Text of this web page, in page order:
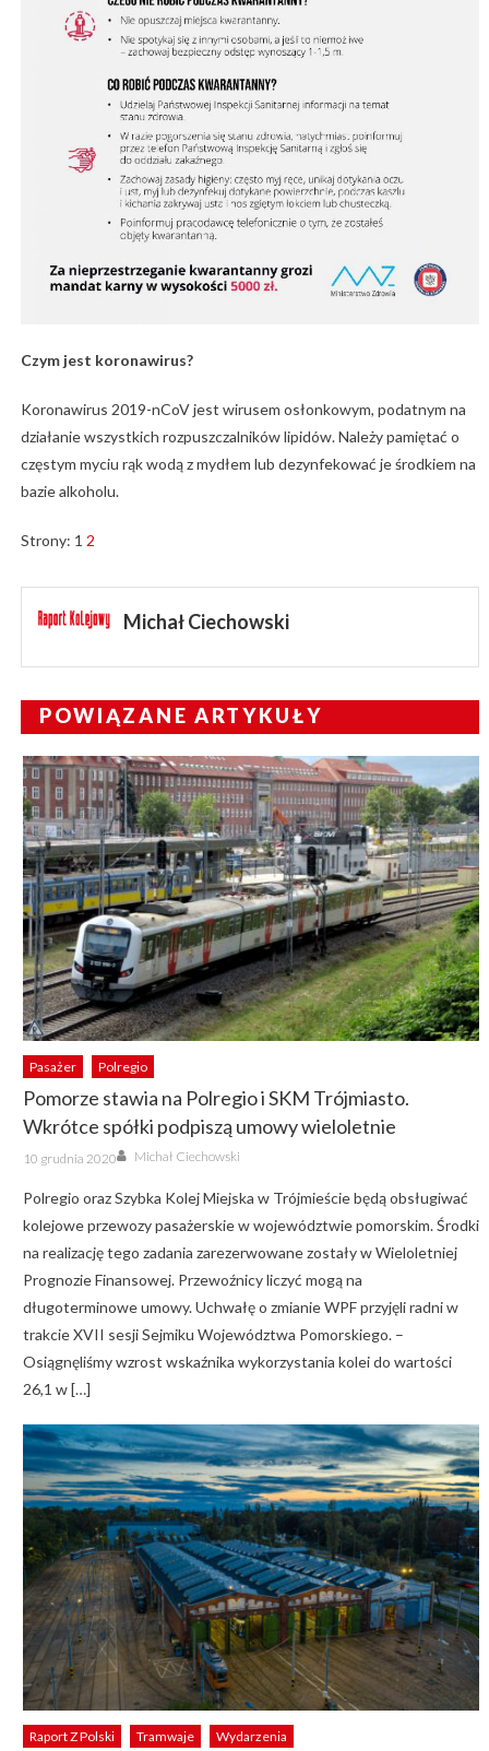
Czym jest koronawirus?
Koronawirus 2019-nCoV jest wirusem osłonkowym, podatnym na
działanie wszystkich rozpuszczalników lipidów. Należy pamiętać o
częstym myciu rąk wodą z mydłem lub dezynfekować je środkiem na
bazie alkoholu.
Strony: 1 2
Michał Ciechowski
POWIĄZANE ARTYKUŁY
Pasażer Polregio
Pomorze stawia na Polregio i SKM Trójmiasto.
Wkrótce spółki podpiszą umowy wieloletnie
Posted
on
10 grudnia 2020 Author
Michał Ciechowski
Polregio oraz Szybka Kolej Miejska w Trójmieście będą obsługiwać
kolejowe przewozy pasażerskie w województwie pomorskim. Środki
na realizację tego zadania zarezerwowane zostały w Wieloletniej
Prognozie Finansowej. Przewoźnicy liczyć mogą na
długoterminowe umowy. Uchwałę o zmianie WPF przyjęli radni w
trakcie XVII sesji Sejmiku Województwa Pomorskiego. –
Osiągnęliśmy wzrost wskaźnika wykorzystania kolei do wartości
26,1 w […]
Raport Z Polski Tramwaje Wydarzenia